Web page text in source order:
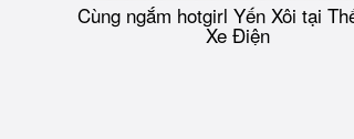
Cùng ngắm hotgirl Yến Xôi tại
Xe Điện